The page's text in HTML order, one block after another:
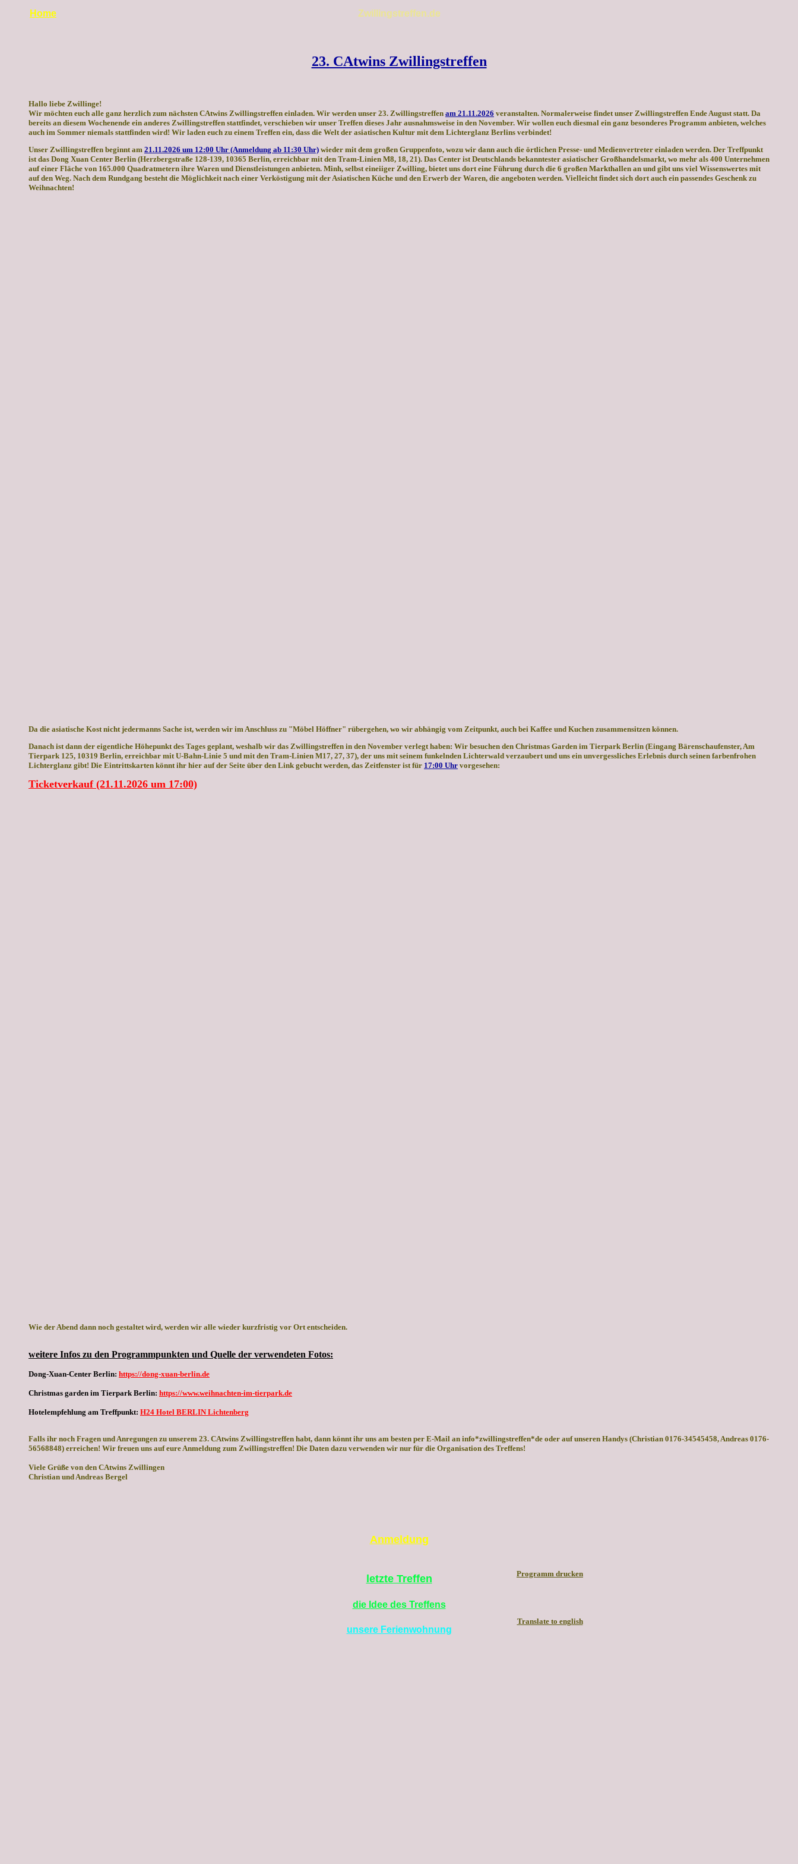
Home Zwillingstreffen.de
23. CAtwins Zwillingstreffen
Hallo liebe Zwillinge!
Wir möchten euch alle ganz herzlich zum nächsten CAtwins Zwillingstreffen einladen. Wir werden unser 23. Zwillingstreffen am 21.11.2026 veranstalten. Normalerweise findet unser Zwillingstreffen Ende August statt. Da
bereits an diesem Wochenende ein anderes Zwillingstreffen stattfindet, verschieben wir unser Treffen dieses Jahr ausnahmsweise in den November. Wir wollen euch diesmal ein ganz besonderes Programm anbieten, welches
auch im Sommer niemals stattfinden wird! Wir laden euch zu einem Treffen ein, dass die Welt der asiatischen Kultur mit dem Lichterglanz Berlins verbindet!
Unser Zwillingstreffen beginnt am 21.11.2026 um 12:00 Uhr (Anmeldung ab 11:30 Uhr) wieder mit dem großen Gruppenfoto, wozu wir dann auch die örtlichen Presse- und Medienvertreter einladen werden. Der Treffpunkt
ist das Dong Xuan Center Berlin (Herzbergstraße 128-139, 10365 Berlin, erreichbar mit den Tram-Linien M8, 18, 21). Das Center ist Deutschlands bekanntester asiatischer Großhandelsmarkt, wo mehr als 400 Unternehmen
auf einer Fläche von 165.000 Quadratmetern ihre Waren und Dienstleistungen anbieten. Minh, selbst eineiiger Zwilling, bietet uns dort eine Führung durch die 6 großen Markthallen an und gibt uns viel Wissenswertes mit
auf den Weg. Nach dem Rundgang besteht die Möglichkeit nach einer Verköstigung mit der Asiatischen Küche und den Erwerb der Waren, die angeboten werden. Vielleicht findet sich dort auch ein passendes Geschenk zu
Weihnachten!
Da die asiatische Kost nicht jedermanns Sache ist, werden wir im Anschluss zu "Möbel Höffner" rübergehen, wo wir abhängig vom Zeitpunkt, auch bei Kaffee und Kuchen zusammensitzen können.
Danach ist dann der eigentliche Höhepunkt des Tages geplant, weshalb wir das Zwillingstreffen in den November verlegt haben: Wir besuchen den Christmas Garden im Tierpark Berlin (Eingang Bärenschaufenster, Am
Tierpark 125, 10319 Berlin, erreichbar mit U-Bahn-Linie 5 und mit den Tram-Linien M17, 27, 37), der uns mit seinem funkelnden Lichterwald verzaubert und uns ein unvergessliches Erlebnis durch seinen farbenfrohen
Lichterglanz gibt! Die Eintrittskarten könnt ihr hier auf der Seite über den Link gebucht werden, das Zeitfenster ist für 17:00 Uhr vorgesehen:
Ticketverkauf (21.11.2026 um 17:00)
Wie der Abend dann noch gestaltet wird, werden wir alle wieder kurzfristig vor Ort entscheiden.
weitere Infos zu den Programmpunkten und Quelle der verwendeten Fotos:
Dong-Xuan-Center Berlin: https://dong-xuan-berlin.de
Christmas garden im Tierpark Berlin: https://www.weihnachten-im-tierpark.de
Hotelempfehlung am Treffpunkt: H24 Hotel BERLIN Lichtenberg
Falls ihr noch Fragen und Anregungen zu unserem 23. CAtwins Zwillingstreffen habt, dann könnt ihr uns am besten per E-Mail an info*zwillingstreffen*de oder auf unseren Handys (Christian 0176-34545458, Andreas 0176-
56568848) erreichen! Wir freuen uns auf eure Anmeldung zum Zwillingstreffen! Die Daten dazu verwenden wir nur für die Organisation des Treffens!
Viele Grüße von den CAtwins Zwillingen
Christian und Andreas Bergel
Anmeldung
letzte Treffen
die Idee des Treffens
unsere Ferienwohnung
Programm drucken
Translate to english